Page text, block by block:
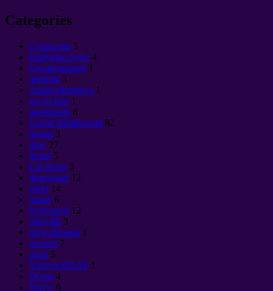
Categories
Cущество 5
Erthyglau Sylw 4
Uncategorized 3
anghrist 3
Antitsivilizatsiya 1
gwyn Sun 1
anfeidredd 8
Gofod ddiddiwedd 82
bioleg 3
duw 27
fector 5
Llu fector 3
dirgryniad 12
pŵer 14
amser 6
bydysawd 12
athrylith 3
mynyddoedd 1
pechod 7
arian 5
Ysbryd MAAT 1
Devas 4
fenyw 6